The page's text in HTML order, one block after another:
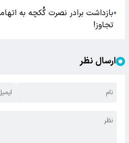
●بازداشت برادر نصرت گُکچه به
تجاوز!
ارسال نظر